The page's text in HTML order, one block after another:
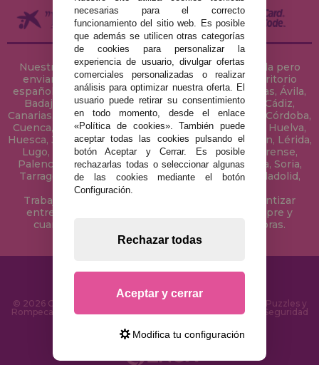
Nuestra tienda de puzzles está ubicada en Sevilla pero
enviamos tus puzzles a cualquier ciudad del territorio
español: Álava, Albacete, Alicante, Almería, Asturias, Ávila,
Badajoz, Baleares, Barcelona, Burgos, Cáceres, Cádiz,
Canarias, Cantabria, Castellón, Ceuta, Ciudad Real, Córdoba,
Cuenca, Gerona, Granada, Guadalajara, Guipúzcoa, Huelva,
Huesca, Jaén, La Coruña, La Rioja, Las Palmas, Leon, Lérida,
Lugo, Madrid, Málaga, Melilla, Murcia, Navarra, Orense,
Palencia, Pontevedra, Salamanca, Segovia, Sevilla, Soria,
Tarragona, Tenerife, Teruel, Toledo, Valencia, Valladolid,
Vizcaya, Zamora y Zaragoza.
Trabajamos con Stocks permanentes para garantizar
entregas rápidas en territorio peninsular, siempre y
cuando el pedido se realice antes de las 18 horas.
© 2026 CasaDelPuzzle.com - Tienda Online para comprar Puzzles y
Rompecabezas en Internet. Entrega Rápida en 24 Horas y Seguridad
necesarias para el correcto
funcionamiento del sitio web. Es posible
que además se utilicen otras categorías
de cookies para personalizar la
experiencia de usuario, divulgar ofertas
comerciales personalizadas o realizar
análisis para optimizar nuestra oferta. El
usuario puede retirar su consentimiento
en todo momento, desde el enlace
«Política de cookies». También puede
aceptar todas las cookies pulsando el
botón Aceptar y Cerrar. Es posible
rechazarlas todas o seleccionar algunas
de las cookies mediante el botón
Configuración.
Rechazar todas
Aceptar y cerrar
Modifica tu configuración